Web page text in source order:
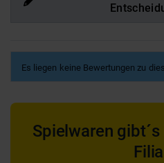
Es liegen keine Bewertungen zu
Spielwaren gibt´s